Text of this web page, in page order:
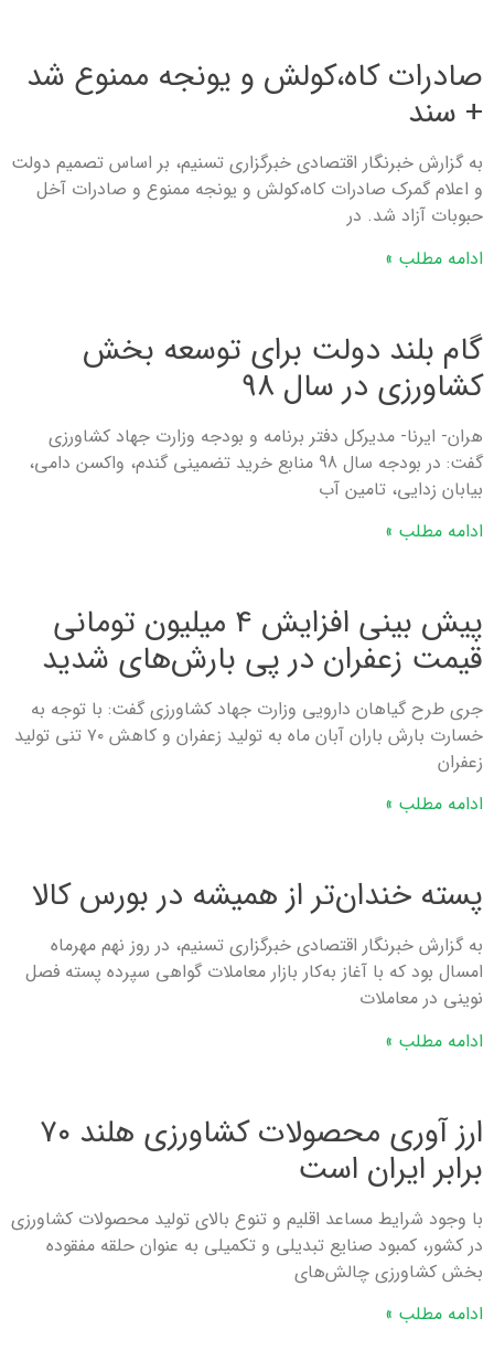
صادرات کاه،کولش و یونجه ممنوع شد
+ سند
به گزارش خبرنگار اقتصادی خبرگزاری تسنیم، بر اساس تصمیم دولت
و اعلام گمرک صادرات کاه،کولش و یونجه ممنوع و صادرات آخل
حبوبات آزاد شد. در
ادامه مطلب »
گام بلند دولت برای توسعه بخش
کشاورزی در سال 98
هران- ایرنا- مدیرکل دفتر برنامه و بودجه وزارت جهاد کشاورزی
گفت: در بودجه سال 98 منابع خرید تضمینی گندم، واکسن دامی،
بیابان زدایی، تامین آب
ادامه مطلب »
پیش بینی افزایش ۴ میلیون تومانی
قیمت زعفران در پی بارش‌های شدید
جری طرح گیاهان دارویی وزارت جهاد کشاورزی گفت: با توجه به
خسارت بارش باران آبان ماه به تولید زعفران و کاهش ۷۰ تنی تولید
زعفران
ادامه مطلب »
پسته خندان‌تر از همیشه در بورس کالا
به گزارش خبرنگار اقتصادی خبرگزاری تسنیم، در روز نهم مهرماه
امسال بود که با آغاز به‌کار بازار معاملات گواهی سپرده پسته فصل
نوینی در معاملات
ادامه مطلب »
ارز آوری محصولات کشاورزی هلند ۷۰
برابر ایران است
با وجود شرایط مساعد اقلیم و تنوع بالای تولید محصولات کشاورزی
در کشور، کمبود صنایع تبدیلی و تکمیلی به عنوان حلقه مفقوده
بخش کشاورزی چالش‌های
ادامه مطلب »